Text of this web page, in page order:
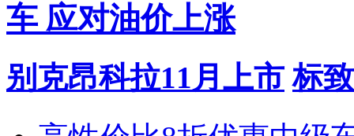
车 应对油价上涨
别克昂科拉11月上市 标